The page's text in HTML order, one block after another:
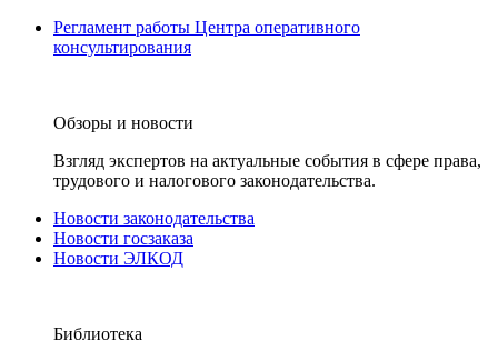
Регламент работы Центра оперативного
консультирования
Обзоры и новости
Взгляд экспертов на актуальные события в сфере права,
трудового и налогового законодательства.
Новости законодательства
Новости госзаказа
Новости ЭЛКОД
Библиотека